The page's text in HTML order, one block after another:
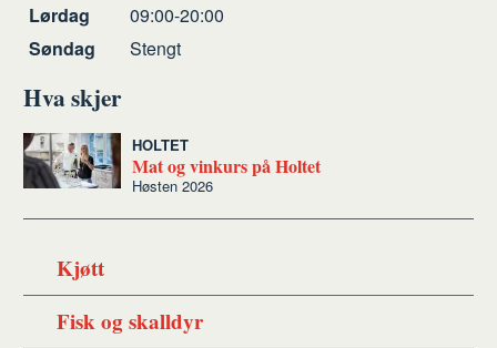
Lørdag
09:00-20:00
Søndag
Stengt
Hva skjer
HOLTET
Mat og vinkurs på Holtet
Høsten 2026
Kjøtt
Fisk og skalldyr